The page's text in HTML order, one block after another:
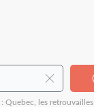
Quebec, les retrouvailles